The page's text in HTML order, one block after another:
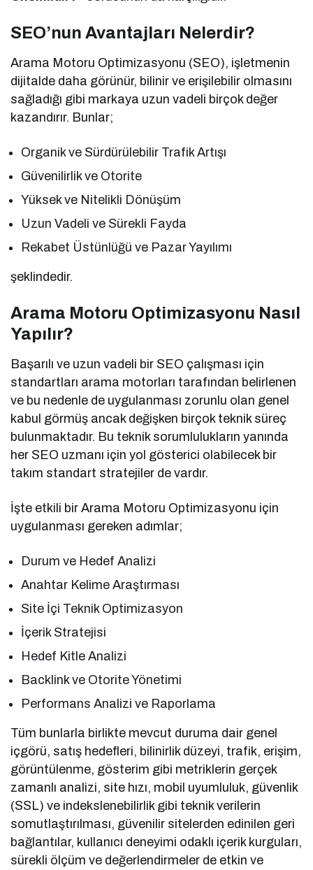
SEO’nun Avantajları Nelerdir?
Arama Motoru Optimizasyonu (SEO), işletmenin
dijitalde daha görünür, bilinir ve erişilebilir olmasını
sağladığı gibi markaya uzun vadeli birçok değer
kazandırır. Bunlar;
Organik ve Sürdürülebilir Trafik Artışı
Güvenilirlik ve Otorite
Yüksek ve Nitelikli Dönüşüm
Uzun Vadeli ve Sürekli Fayda
Rekabet Üstünlüğü ve Pazar Yayılımı
şeklindedir.
Arama Motoru Optimizasyonu Nasıl
Yapılır?
Başarılı ve uzun vadeli bir SEO çalışması için
standartları arama motorları tarafından belirlenen
ve bu nedenle de uygulanması zorunlu olan genel
kabul görmüş ancak değişken birçok teknik süreç
bulunmaktadır. Bu teknik sorumlulukların yanında
her SEO uzmanı için yol gösterici olabilecek bir
takım standart stratejiler de vardır.
İşte etkili bir Arama Motoru Optimizasyonu için
uygulanması gereken adımlar;
Durum ve Hedef Analizi
Anahtar Kelime Araştırması
Site İçi Teknik Optimizasyon
İçerik Stratejisi
Hedef Kitle Analizi
Backlink ve Otorite Yönetimi
Performans Analizi ve Raporlama
Tüm bunlarla birlikte mevcut duruma dair genel
içgörü, satış hedefleri, bilinirlik düzeyi, trafik, erişim,
görüntülenme, gösterim gibi metriklerin gerçek
zamanlı analizi, site hızı, mobil uyumluluk, güvenlik
(SSL) ve indekslenebilirlik gibi teknik verilerin
somutlaştırılması, güvenilir sitelerden edinilen geri
bağlantılar, kullanıcı deneyimi odaklı içerik kurguları,
sürekli ölçüm ve değerlendirmeler de etkin ve